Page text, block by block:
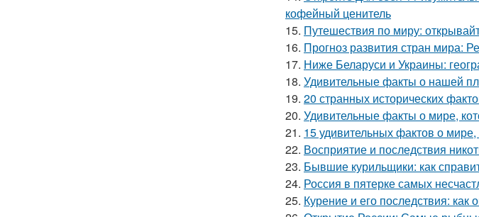
кофейный ценитель
15. Путешествия по миру:
16. Прогноз развития стран мира:
17. Ниже Беларуси и Украины:
18. Удивительные факты о нашей
19. 20 странных исторических
20. Удивительные факты о мире,
21. 15 удивительных фактов о
22. Восприятие и последствия
23. Бывшие курильщики: как
24. Россия в пятерке самых
25. Курение и его последствия: